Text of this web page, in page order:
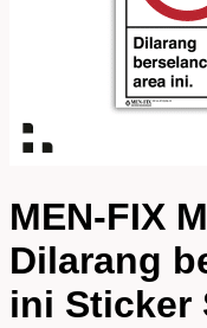
MEN-FIX
Dilarang
ini Sticker